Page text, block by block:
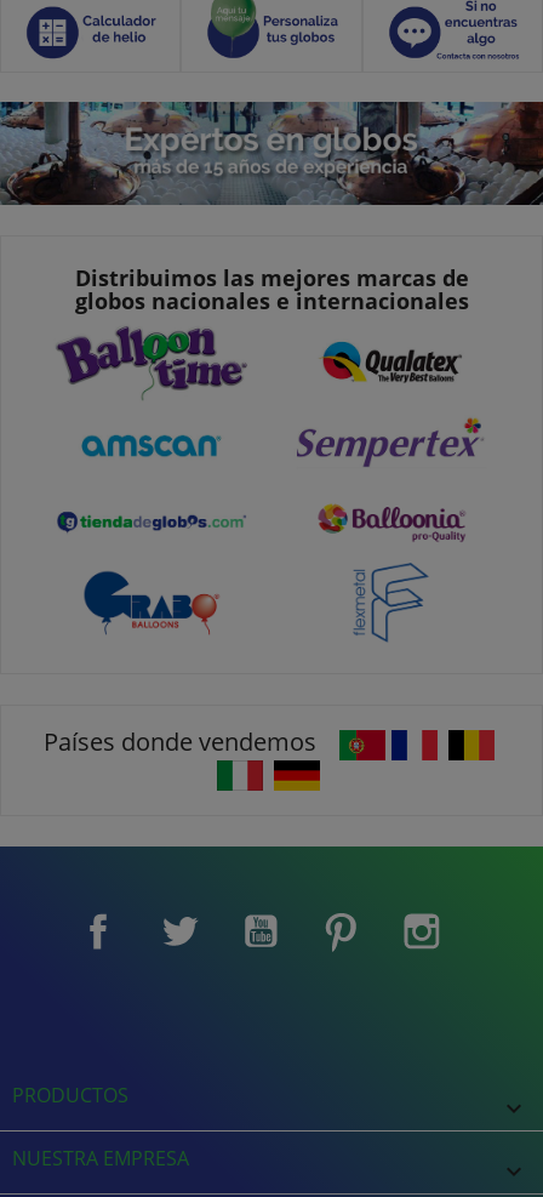
Distribuimos las mejores marcas de
globos nacionales e internacionales
Países donde vendemos
Facebook Twitter YouTube Pinterest
PRODUCTOS 
NUESTRA EMPRESA 